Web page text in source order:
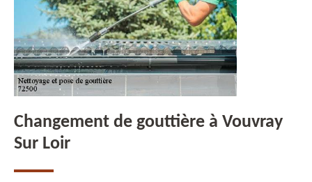
Changement de gouttière à Vouvray
Sur Loir